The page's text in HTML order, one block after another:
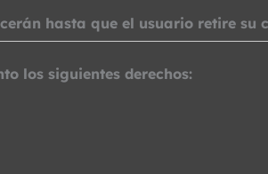
hasta que el usuario retire su
los siguientes derechos: